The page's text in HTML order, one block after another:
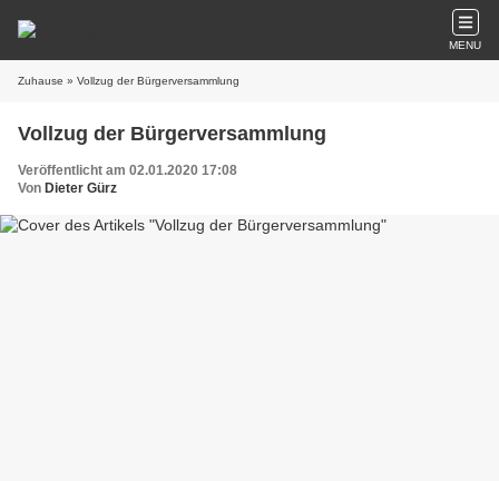
MENU
Zuhause » Vollzug der Bürgerversammlung
Vollzug der Bürgerversammlung
Veröffentlicht am 02.01.2020 17:08
Von Dieter Gürz